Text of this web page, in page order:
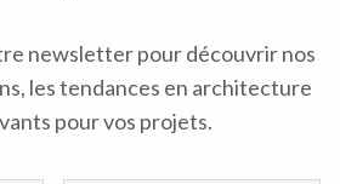
newsletter pour découvrir nos
les tendances en architecture
pour vos projets.